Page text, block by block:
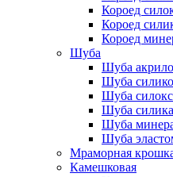
Короед
Короед
Короед
Шуба
Шуба
Шуба
Шуба
Шуба
Шуба
Шуба
Мраморная
Камешковая